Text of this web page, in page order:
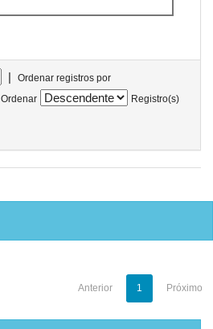
|
Ordenar registros por
Ordenar
Registro(s)
Anterior 1 Próximo